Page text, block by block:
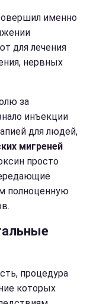
именно
для лечения
нервных
за
инъекции
для людей,
мигреней
просто
полноценную
процедура
которых